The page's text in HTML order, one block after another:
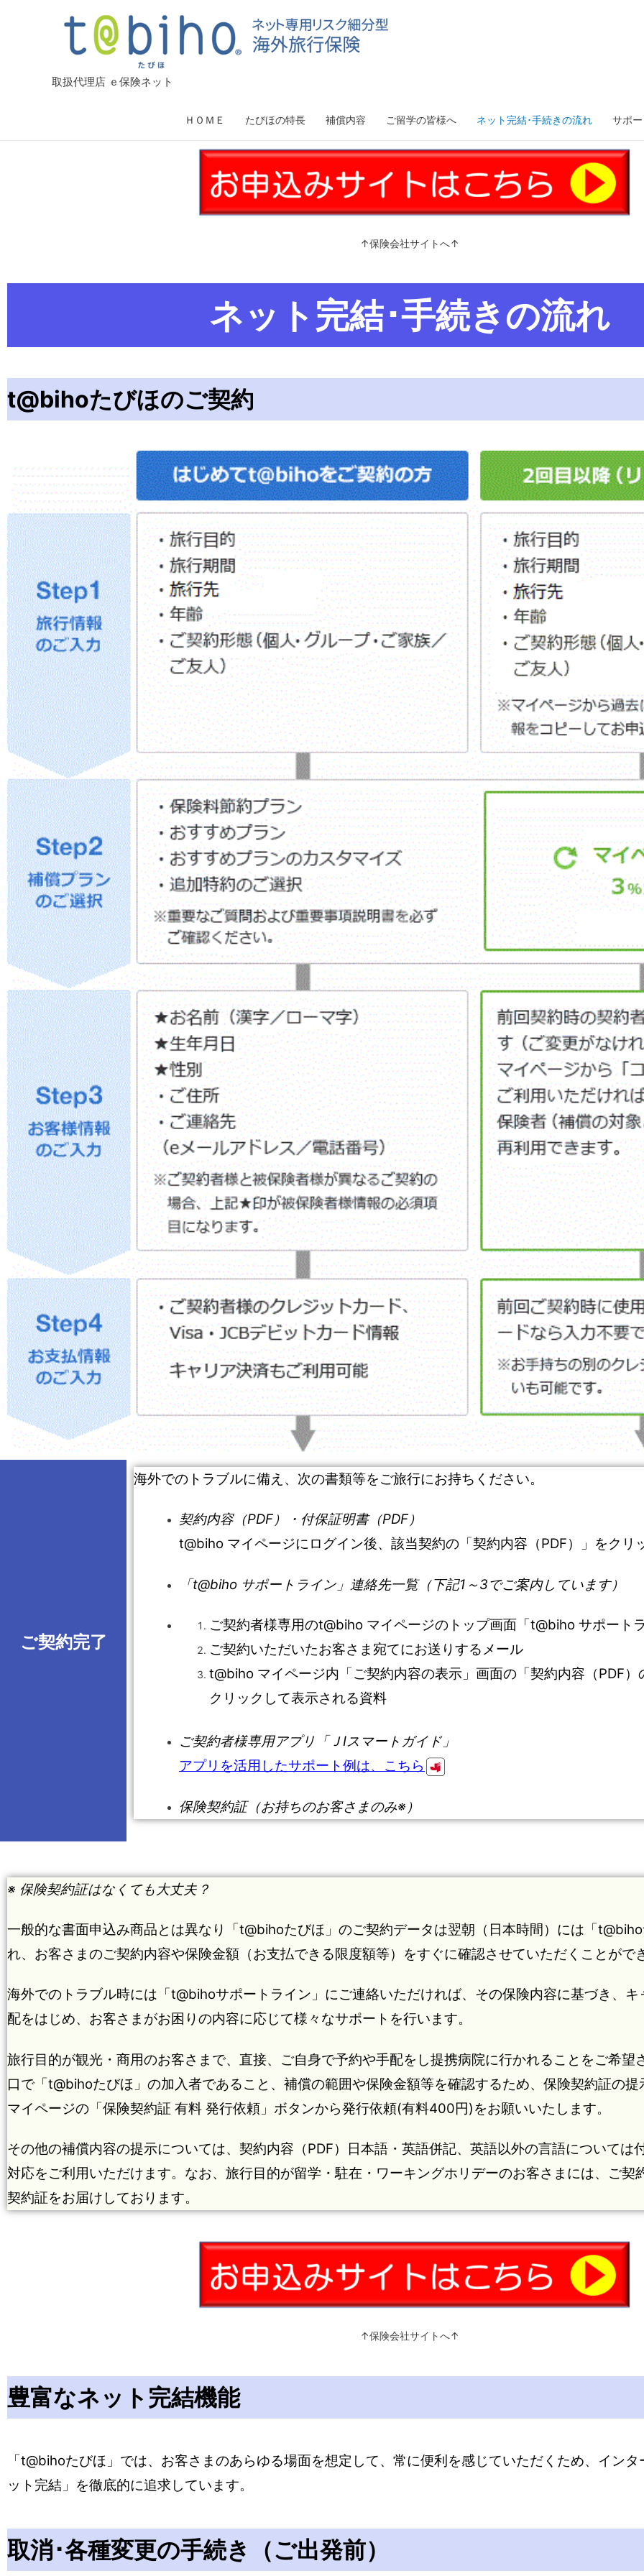
取扱代理店 ｅ保険ネット
ＨＯＭＥ たびほの特長 補償内容 ご留学の皆様へ ネット完結･手続きの流れ サポ
↑保険会社サイトへ↑
ネット完結･手続きの流れ
t@bihoたびほのご契約
ご契約完了
海外でのトラブルに備え、次の書類等をご旅行にお持ちください。
契約内容（PDF）・付保証明書（PDF）
t@biho マイページにログイン後、該当契約の「契約内容（PDF）」をクリ
「t@biho サポートライン」連絡先一覧（下記1～3でご案内しています）
ご契約者様専用のt@biho マイページのトップ画面「t@biho サポート
ご契約いただいたお客さま宛てにお送りするメール
t@biho マイページ内「ご契約内容の表示」画面の「契約内容（PDF
クリックして表示される資料
ご契約者様専用アプリ「ＪIスマートガイド」
アプリを活用したサポート例は、こちら
保険契約証（お持ちのお客さまのみ※）
※ 保険契約証はなくても大丈夫？
一般的な書面申込み商品とは異なり「t@bihoたびほ」のご契約データは翌朝（日本時間）には「
れ、お客さまのご契約内容や保険金額（お支払できる限度額等）をすぐに確認させていただくことがで
海外でのトラブル時には「t@bihoサポートライン」にご連絡いただければ、その保険内容に基づき、
配をはじめ、お客さまがお困りの内容に応じて様々なサポートを行います。
旅行目的が観光・商用のお客さまで、直接、ご自身で予約や手配をし提携病院に行かれることをご希望
口で「t@bihoたびほ」の加入者であること、補償の範囲や保険金額等を確認するため、保険契約証の
マイページの「保険契約証 有料 発行依頼」ボタンから発行依頼(有料400円)をお願いいたします。
その他の補償内容の提示については、契約内容（PDF）日本語・英語併記、英語以外の言語については
対応をご利用いただけます。なお、旅行目的が留学・駐在・ワーキングホリデーのお客さまには、ご契
契約証をお届けしております。
↑保険会社サイトへ↑
豊富なネット完結機能
「t@bihoたびほ」では、お客さまのあらゆる場面を想定して、常に便利を感じていただくため、イン
ット完結」を徹底的に追求しています。
取消･各種変更の手続き（ご出発前）